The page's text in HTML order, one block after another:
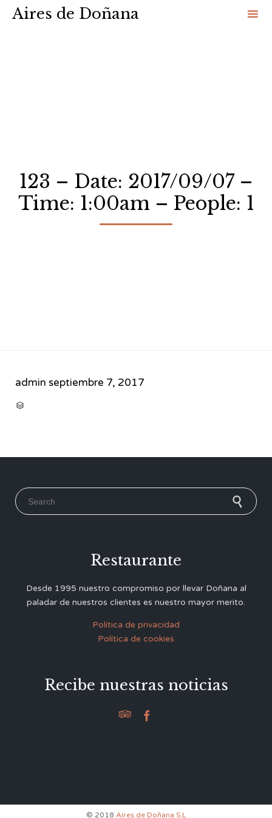
Aires de Doñana
123 – Date: 2017/09/07 –
Time: 1:00am – People: 1
admin septiembre 7, 2017

Search for:
Restaurante
Desde 1995 nuestro compromiso por llevar Doñana al
paladar de nuestros clientes es nuestro mayor merito.
Política de privacidad
Política de cookies
Recibe nuestras noticias
 
© 2018 Aires de Doñana S.L